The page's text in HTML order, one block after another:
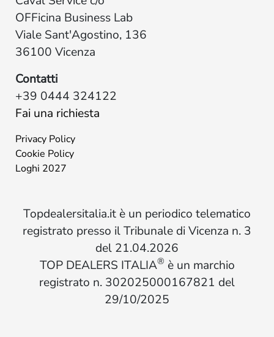
OFFicina Business Lab
Viale Sant'Agostino, 136
36100 Vicenza
Contatti
+39 0444 324122
Fai una richiesta
Privacy Policy
Cookie Policy
Loghi 2027
Topdealersitalia.it è un periodico telematico
registrato presso il Tribunale di Vicenza n. 3
del 21.04.2026
TOP DEALERS ITALIA® è un marchio
registrato n. 302025000167821 del
29/10/2025